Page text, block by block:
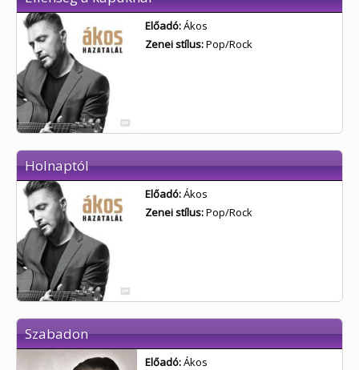
Előadó:Ákos
Zenei stílus:Pop/Rock
Holnaptól
Előadó:Ákos
Zenei stílus:Pop/Rock
Szabadon
Előadó:Ákos